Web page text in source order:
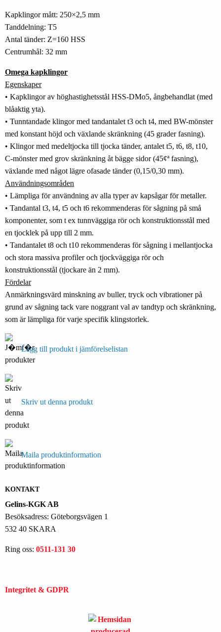
Kapklingor mått: 250×2,5 mm
Tanddelning: T5
Antal tänder: Z=160 HSS
Centrumhål: 32 mm
Omega kapklingor
Egenskaper
• Kapklingor av höghastighetsstål HSS-DMo5, ångbehandlat (med
blåaktig yta).
• Tunntandade klingor med tandantalet t3 och t4, med BW-mönster
med konstant höjd och växlande skränkning (45 grader fasning).
• Klingor med medeltjocka till tjocka tänder, antalet t5, t6, t8, t10,
C-mönster med grov skränkning åt bägge sidor (45¢ª fasning),
växlande med något lägre ofasade tänder (0,15/0,30 mm).
Användningsområden
• Lämpliga för användning av alla typer av kapsågar för metaller.
• Tandantal t3, t4, t5 och t6 rekommenderas för sågning på små
komponenter, som t ex tunnväggiga rör och konstruktionsstål med
en tjocklek på upp till 2 mm.
• Tandantalet t8 och t10 rekommenderas för sågning i mellantjocka
och stora massiva profiler och tjockväggiga rör och
konstruktionsstål (tjockare än 2 mm).
Fördelar
Anmärkningsvärd minskning av buller, tryck och vibrationer på
grund av sågning tack vare noggrant val av tandtyp och skränkning,
som är lämpliga för varje specifik klingstorlek.
Lägg till produkt i jämförelselistan
Skriv ut denna produkt
Maila produktinformation
KONTAKT
Gelins-KGK AB
Besöksadress: Göteborgsvägen 1
532 40 SKARA
Ring oss: 0511-131 30
Integritet & GDPR